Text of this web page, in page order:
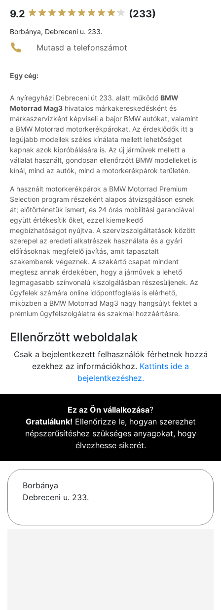
9.2 (233)
Borbánya, Debreceni u. 233.
Mutasd a telefonszámot
Egy cég:
A nyíregyházi Debreceni út 233. alatt működő BMW
Motorrad Mag3 hivatalos márkakereskedésként és
márkaszervizként képviseli a bajor BMW autókat, valamint
a BMW Motorrad motorkerékpárokat. Az érdeklődők itt a
legújabb modellek széles kínálata mellett lehetőséget
kapnak azok kipróbálására is. Az új járművek mellett a
vállalat használt, gondosan ellenőrzött BMW modelleket is
kínál, mind az autók, mind a motorkerékpárok területén.
A használt motorkerékpárok a BMW Motorrad Premium
Selection program részeként alapos átvizsgáláson esnek
át; előtörténetük ismert, és 24 órás mobilitási garanciával
együtt értékesítik őket, ezzel kiemelkedő
megbízhatóságot nyújtva. A szervizszolgáltatások között
szerepel az eredeti alkatrészek használata és a gyári
előírásoknak megfelelő javítás, amit tapasztalt
szakemberek végeznek. A szakértő csapat mindent
megtesz annak érdekében, hogy a járművek a lehető
legmagasabb színvonalú kiszolgálásban részesüljenek. Az
ügyfelek számára online időpontfoglalás is elérhető,
miközben a BMW Motorrad Mag3 nagy hangsúlyt fektet a
prémium ügyfélszolgálatra és szakmai hozzáértésre.
Ellenőrzött weboldalak
Csak a bejelentkezett felhasználók férhetnek hozzá
ezekhez az információkhoz. Kattints ide a
bejelentkezéshez.
Ez az Ön vállalkozása?
Gratulálunk! Ellenőrizze le, hogyan szerezhet
népszerűsítéshez szükséges anyagokat, hogy
élvezhesse sikerét.
Borbánya
Debreceni u. 233.